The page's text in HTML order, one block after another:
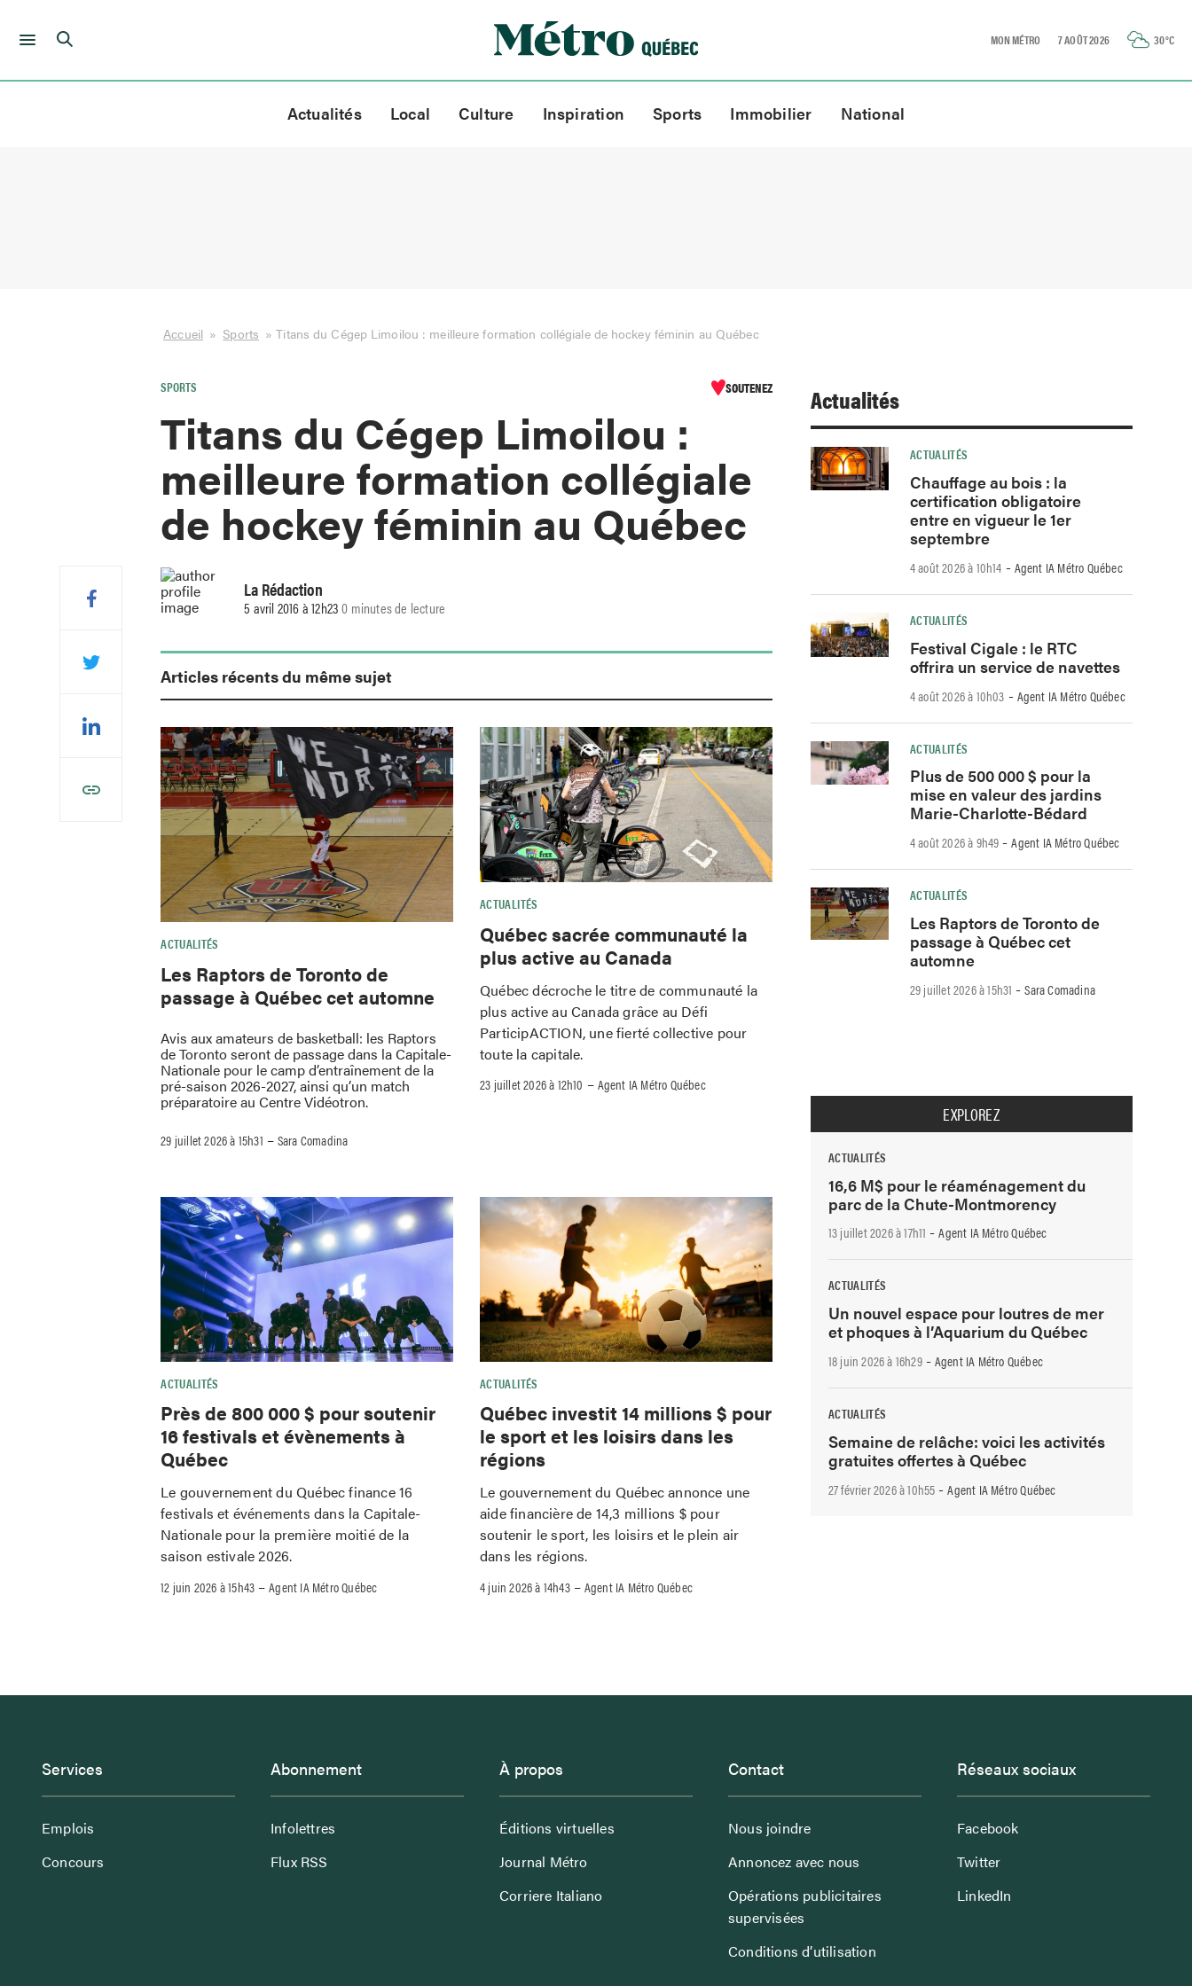
Skip
MON MÉTRO 7 AOÛT 2026 30°C
Actualités Local Culture Inspiration Sports Immobilier National
Accueil » Sports »Titans du Cégep Limoilou : meilleure formation collégiale de hockey féminin au Québec
SPORTS SOUTENEZ
Titans du Cégep Limoilou :
meilleure formation collégiale
de hockey féminin au Québec
La Rédaction
5 avril 2016 à 12h230 minutes de lecture
Articles récents du même sujet
ACTUALITÉS
Les Raptors de Toronto de
passage à Québec cet automne
Avis aux amateurs de basketball: les Raptors
de Toronto seront de passage dans la Capitale-
Nationale pour le camp d’entraînement de la
pré-saison 2026-2027, ainsi qu’un match
préparatoire au Centre Vidéotron.
29 juillet 2026 à 15h31 –Sara Comadina
ACTUALITÉS
Québec sacrée communauté la
plus active au Canada
Québec décroche le titre de communauté la
plus active au Canada grâce au Défi
ParticipACTION, une fierté collective pour
toute la capitale.
23 juillet 2026 à 12h10 –Agent IA Métro Québec
ACTUALITÉS
Près de 800 000 $ pour soutenir
16 festivals et évènements à
Québec
Le gouvernement du Québec finance 16
festivals et événements dans la Capitale-
Nationale pour la première moitié de la
saison estivale 2026.
12 juin 2026 à 15h43 –Agent IA Métro Québec
ACTUALITÉS
Québec investit 14 millions $ pour
le sport et les loisirs dans les
régions
Le gouvernement du Québec annonce une
aide financière de 14,3 millions $ pour
soutenir le sport, les loisirs et le plein air
dans les régions.
4 juin 2026 à 14h43–Agent IA Métro Québec
Actualités
ACTUALITÉS
Chauffage au bois : la
certification obligatoire
entre en vigueur le 1er
septembre
4 août 2026 à 10h14 -Agent IA Métro Québec
ACTUALITÉS
Festival Cigale : le RTC
offrira un service de navettes
4 août 2026 à 10h03 -Agent IA Métro Québec
ACTUALITÉS
Plus de 500 000 $ pour la
mise en valeur des jardins
Marie-Charlotte-Bédard
4 août 2026 à 9h49 -Agent IA Métro Québec
ACTUALITÉS
Les Raptors de Toronto de
passage à Québec cet
automne
29 juillet 2026 à 15h31 -Sara Comadina
EXPLOREZ
ACTUALITÉS
16,6 M$ pour le réaménagement du
parc de la Chute-Montmorency
13 juillet 2026 à 17h11 -Agent IA Métro Québec
ACTUALITÉS
Un nouvel espace pour loutres de mer
et phoques à l’Aquarium du Québec
18 juin 2026 à 16h29-Agent IA Métro Québec
ACTUALITÉS
Semaine de relâche: voici les activités
gratuites offertes à Québec
27 février 2026 à 10h55 -Agent IA Métro Québec
Services
Emplois
Concours
Abonnement
Infolettres
Flux RSS
À propos
Éditions virtuelles
Journal Métro
Corriere Italiano
Contact
Nous joindre
Annoncez avec nous
Opérations publicitaires
supervisées
Conditions d’utilisation
Réseaux sociaux
Facebook
Twitter
LinkedIn